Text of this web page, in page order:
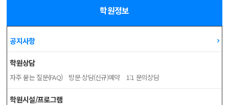
학원정보
공지사항
학원상담
자주 묻는 질문(FAQ) 방문 상담(신규)예약 1:1 문의상담
학원시설/프로그램